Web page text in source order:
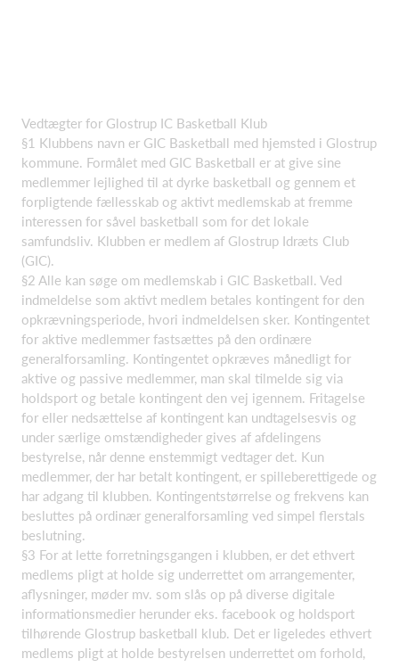
Vedtægter for Glostrup IC Basketball Klub
§1 Klubbens navn er GIC Basketball med hjemsted i Glostrup
kommune. Formålet med GIC Basketball er at give sine
medlemmer lejlighed til at dyrke basketball og gennem et
forpligtende fællesskab og aktivt medlemskab at fremme
interessen for såvel basketball som for det lokale
samfundsliv. Klubben er medlem af Glostrup Idræts Club
(GIC).
§2 Alle kan søge om medlemskab i GIC Basketball. Ved
indmeldelse som aktivt medlem betales kontingent for den
opkrævningsperiode, hvori indmeldelsen sker. Kontingentet
for aktive medlemmer fastsættes på den ordinære
generalforsamling. Kontingentet opkræves månedligt for
aktive og passive medlemmer, man skal tilmelde sig via
holdsport og betale kontingent den vej igennem. Fritagelse
for eller nedsættelse af kontingent kan undtagelsesvis og
under særlige omstændigheder gives af afdelingens
bestyrelse, når denne enstemmigt vedtager det. Kun
medlemmer, der har betalt kontingent, er spilleberettigede og
har adgang til klubben. Kontingentstørrelse og frekvens kan
besluttes på ordinær generalforsamling ved simpel flerstals
beslutning.
§3 For at lette forretningsgangen i klubben, er det ethvert
medlems pligt at holde sig underrettet om arrangementer,
aflysninger, møder mv. som slås op på diverse digitale
informationsmedier herunder eks. facebook og holdsport
tilhørende Glostrup basketball klub. Det er ligeledes ethvert
medlems pligt at holde bestyrelsen underrettet om forhold,